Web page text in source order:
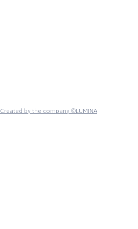
Created by the company ©LUMINA